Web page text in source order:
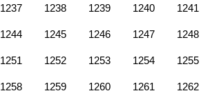
1237 1238 1239 1240 1241
1244 1245 1246 1247 1248
1251 1252 1253 1254 1255
1258 1259 1260 1261 1262